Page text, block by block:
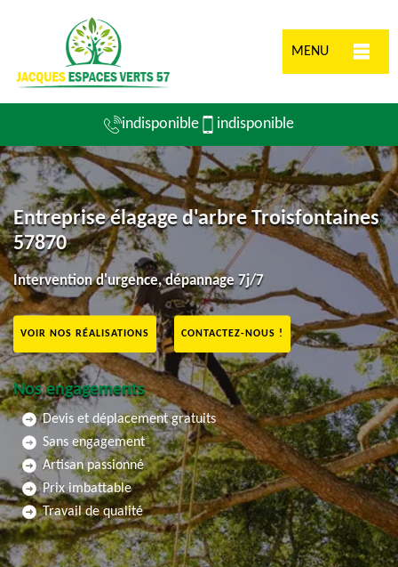
MENU
indisponible indisponible
Entreprise élagage d'arbre Troisfontaines
57870
Intervention d'urgence, dépannage 7j/7
VOIR NOS RÉALISATIONS CONTACTEZ-NOUS !
Nos engagements
Devis et déplacement gratuits
Sans engagement
Artisan passionné
Prix imbattable
Travail de qualité